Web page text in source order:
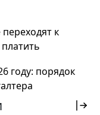
к
году: порядок